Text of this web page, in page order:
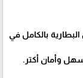
بالكامل في
وأمان أكتر.